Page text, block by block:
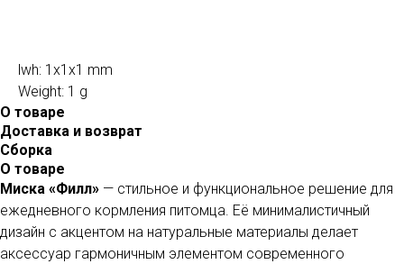
lwh: 1x1x1 mm
Weight: 1 g
О товаре
Доставка и возврат
Сборка
О товаре
Миска «Филл» — стильное и функциональное решение для
ежедневного кормления питомца. Её минималистичный
дизайн с акцентом на натуральные материалы делает
аксессуар гармоничным элементом современного